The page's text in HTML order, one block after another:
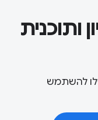
ותוכנית
להשתמש